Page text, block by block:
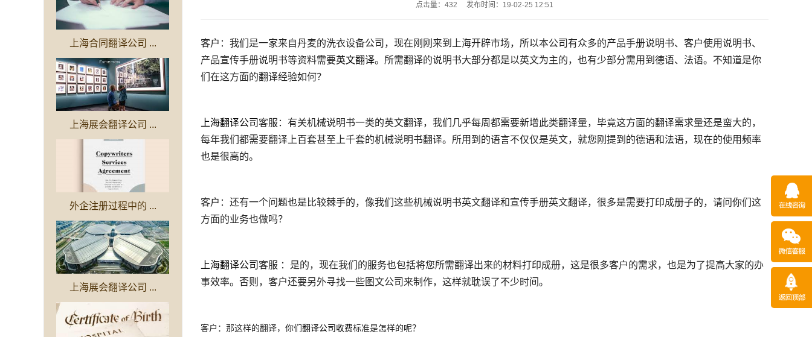
1 2 3
上海合同翻译公司 ...
上海展会翻译公司 ...
外企注册过程中的 ...
上海展会翻译公司 ...
点击量：432 发布时间：19-02-25 12:51
客户：我们是一家来自丹麦的洗衣设备公司，现在刚刚来到上海开辟市场，所以本公司有众多的产品手册说明书、客户使用说明书、
产品宣传手册说明书等资料需要英文翻译。所需翻译的说明书大部分都是以英文为主的，也有少部分需用到德语、法语。不知道是你
们在这方面的翻译经验如何？
上海翻译公司客服：有关机械说明书一类的英文翻译，我们几乎每周都需要新增此类翻译量，毕竟这方面的翻译需求量还是蛮大的，
每年我们都需要翻译上百套甚至上千套的机械说明书翻译。所用到的语言不仅仅是英文，就您刚提到的德语和法语，现在的使用频率
也是很高的。
客户：还有一个问题也是比较棘手的，像我们这些机械说明书英文翻译和宣传手册英文翻译，很多是需要打印成册子的，请问你们这
方面的业务也做吗？
上海翻译公司客服 ：是的，现在我们的服务也包括将您所需翻译出来的材料打印成册，这是很多客户的需求，也是为了提高大家的办
事效率。否则，客户还要另外寻找一些图文公司来制作，这样就耽误了不少时间。
客户：那这样的翻译，你们 翻译公司收费标准是怎样的呢？